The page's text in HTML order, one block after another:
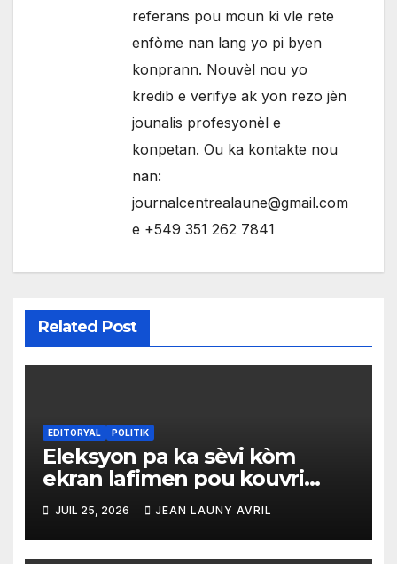
referans pou moun ki vle rete
enfòme nan lang yo pi byen
konprann. Nouvèl nou yo
kredib e verifye ak yon rezo jèn
jounalis profesyonèl e
konpetan. Ou ka kontakte nou
nan:
journalcentrealaune@gmail.com
e +549 351 262 7841
Related Post
EDITORYAL POLITIK
Eleksyon pa ka sèvi kòm
ekran lafimen pou kouvri
echèk tranzisyon an
JUIL 25, 2026 JEAN LAUNY AVRIL